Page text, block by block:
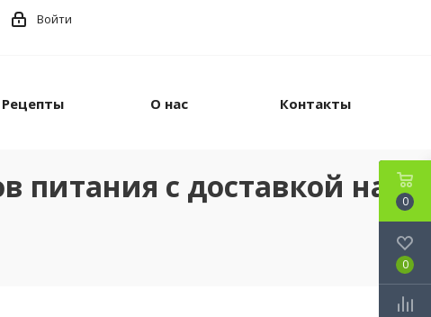
Войти
Рецепты О нас Контакты
питания с доставкой на 0
0